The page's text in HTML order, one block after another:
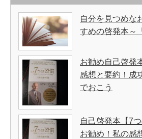
自分を見つめな
すめの啓発本～
お勧め自己啓発
感想と要約！成
でおこう
自己啓発本【7
お勧め！私の感